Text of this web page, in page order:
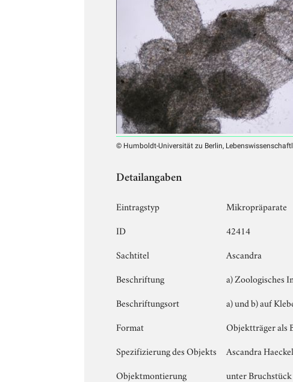
© Humboldt-Universität zu Berlin,
Detailangaben
Eintragstyp
Mikropräparate
ID
42414
Sachtitel
Ascandra
Beschriftung
a) Zoologisches
Beschriftungsort
a) und b) auf
Format
Objektträger als
Spezifizierung des Objekts
Ascandra
Objektmontierung
unter